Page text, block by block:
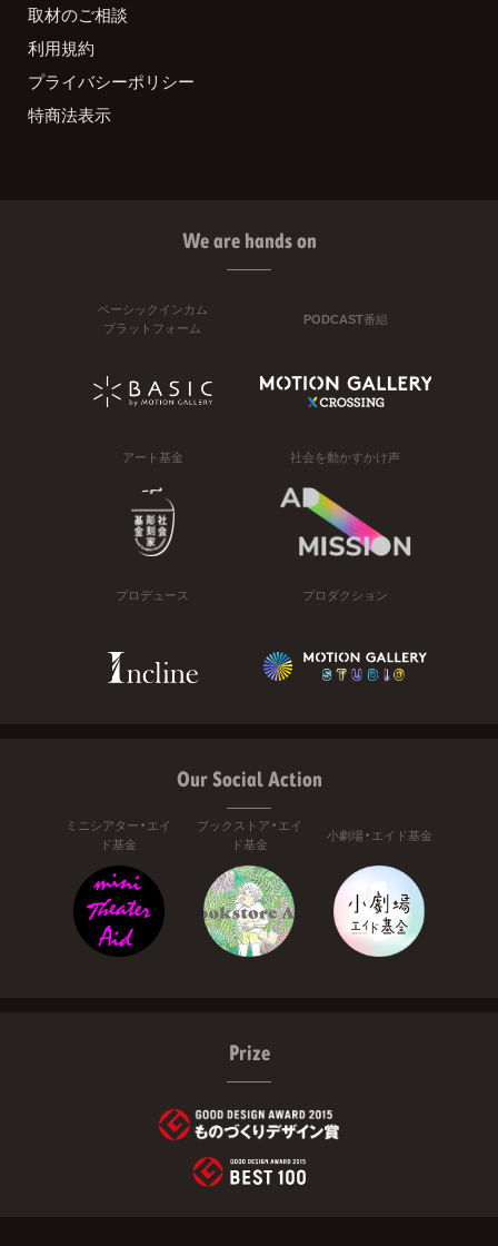
取材のご相談
利用規約
プライバシーポリシー
特商法表示
We are hands on
ベーシックインカム
プラットフォーム
PODCAST番組
アート基金 社会を動かすかけ声
プロデュース プロダクション
Our Social Action
ミニシアター・エイ
ド基金
ブックストア・エイ
ド基金
小劇場・エイド基金
Prize